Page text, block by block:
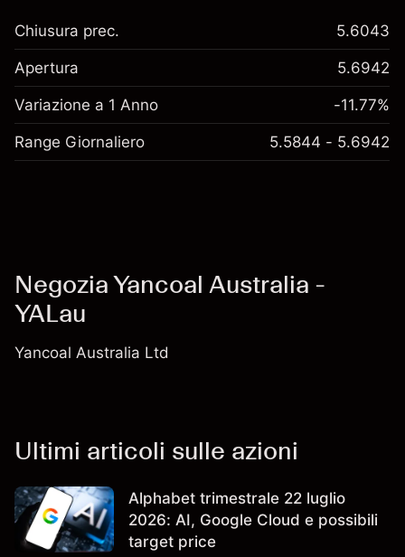
Chiusura prec. 5.6043
Apertura 5.6942
Variazione a 1 Anno -11.77%
Range Giornaliero 5.5844 - 5.6942
Negozia Yancoal Australia -
YALau
Yancoal Australia Ltd
Ultimi articoli sulle azioni
Alphabet trimestrale 22 luglio
2026: AI, Google Cloud e possibili
target price